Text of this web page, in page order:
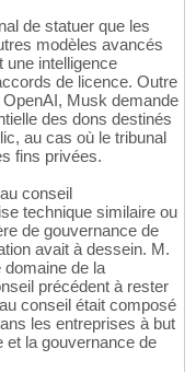
de statuer que les
modèles avancés
une intelligence
de licence. Outre
Musk demande
des dons destinés
au cas où le tribunal
fins privées.
conseil
technique similaire ou
de gouvernance de
avait à dessein. M.
de la
précédent à rester
conseil était composé
les entreprises à but
et la gouvernance de